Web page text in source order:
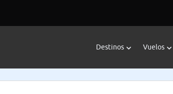
Destinos Vuelos